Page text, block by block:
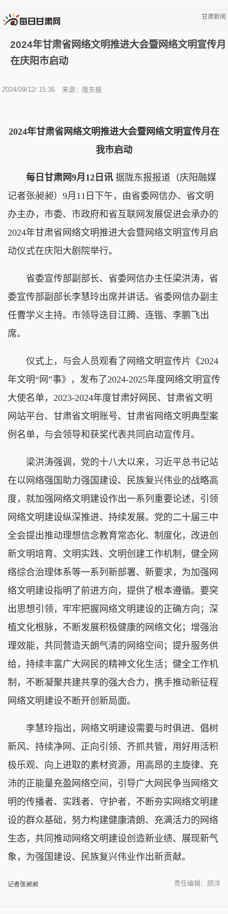
甘肃新闻
2024年甘肃省网络文明推进大会暨网络文明宣传月
在庆阳市启动
2024/09/12/ 15:36 来源：陇东报
2024年甘肃省网络文明推进大会暨网络文明宣传月在
我市启动
每日甘肃网9月12日讯 据陇东报报道（庆阳融媒
记者张昶昶）9月11日下午，由省委网信办、省文明
办主办，市委、市政府和省互联网发展促进会承办的
2024年甘肃省网络文明推进大会暨网络文明宣传月启
动仪式在庆阳大剧院举行。
省委宣传部副部长、省委网信办主任梁洪涛，省
委宣传部副部长李慧玲出席并讲话。省委网信办副主
任曹学义主持。市领导迭目江腾、连锴、李鹏飞出
席。
仪式上，与会人员观看了网络文明宣传片《2024
年文明“网”事》，发布了2024-2025年度网络文明宣传
大使名单，2023-2024年度甘肃好网民、甘肃省文明
网站平台、甘肃省文明账号、甘肃省网络文明典型案
例名单，与会领导和获奖代表共同启动宣传月。
梁洪涛强调，党的十八大以来，习近平总书记站
在以网络强国助力强国建设、民族复兴伟业的战略高
度，就加强网络文明建设作出一系列重要论述，引领
网络文明建设纵深推进、持续发展。党的二十届三中
全会提出推动理想信念教育常态化、制度化，改进创
新文明培育、文明实践、文明创建工作机制，健全网
络综合治理体系等一系列新部署、新要求，为加强网
络文明建设指明了前进方向，提供了根本遵循。要突
出思想引领，牢牢把握网络文明建设的正确方向；深
植文化根脉，不断发展积极健康的网络文化；增强治
理效能，共同营造天朗气清的网络空间；提升服务供
给，持续丰富广大网民的精神文化生活；健全工作机
制，不断凝聚共建共享的强大合力，携手推动新征程
网络文明建设不断开创新局面。
李慧玲指出，网络文明建设需要与时俱进、倡树
新风、持续净网、正向引领、齐抓共管，用好用活积
极乐观、向上进取的素材资源，用高昂的主旋律、充
沛的正能量充盈网络空间，引导广大网民争当网络文
明的传播者、实践者、守护者，不断夯实网络文明建
设的群众基础，努力构建健康清朗、充满活力的网络
生态，共同推动网络文明建设创造新业绩、展现新气
象，为强国建设、民族复兴伟业作出新贡献。
记者张昶昶 责任编辑：顾洋